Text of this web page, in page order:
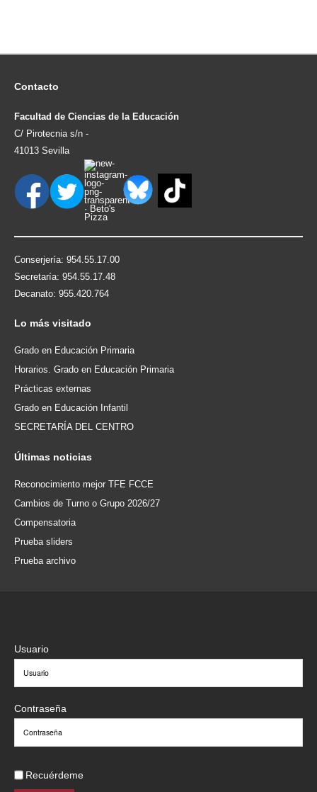
Contacto
Facultad de Ciencias de la Educación
C/ Pirotecnia s/n -
41013 Sevilla
Conserjería: 954.55.17.00
Secretaría: 954.55.17.48
Decanato: 955.420.764
Lo más visitado
Grado en Educación Primaria
Horarios. Grado en Educación Primaria
Prácticas externas
Grado en Educación Infantil
SECRETARÍA DEL CENTRO
Últimas noticias
Reconocimiento mejor TFE FCCE
Cambios de Turno o Grupo 2026/27
Compensatoria
Prueba sliders
Prueba archivo
Usuario
Contraseña
Recuérdeme